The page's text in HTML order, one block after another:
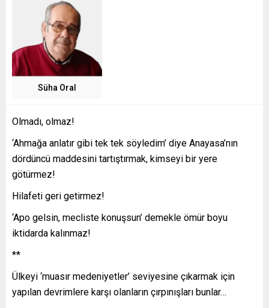
Süha Oral
Olmadı, olmaz!
‘Ahmağa anlatır gibi tek tek söyledim’ diye Anayasa’nın
dördüncü maddesini tartıştırmak, kimseyi bir yere
götürmez!
Hilafeti geri getirmez!
‘Apo gelsin, mecliste konuşsun’ demekle ömür boyu
iktidarda kalınmaz!
**
Ülkeyi ‘muasır medeniyetler’ seviyesine çıkarmak için
yapılan devrimlere karşı olanların çırpınışları bunlar…